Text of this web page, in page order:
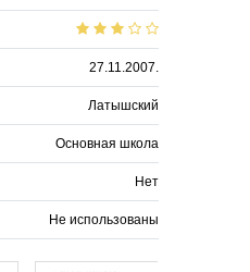
27.11.2007.
Латышский
Основная школа
Нет
Не использованы